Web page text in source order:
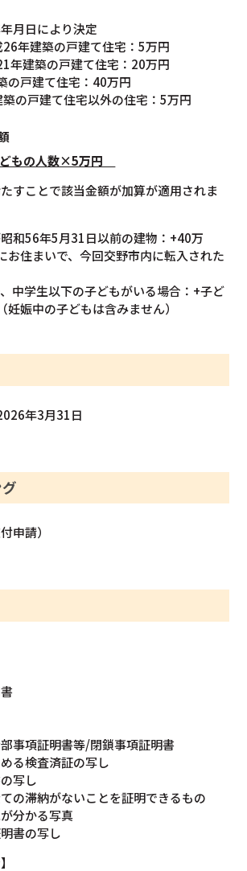
月日により決定
26年建築の戸建て住宅：5万円
年建築の戸建て住宅：20万円
の戸建て住宅：40万円
築の戸建て住宅以外の住宅：5万円
もの人数×5万円
すことで該当金額が加算が適用されま
和56年5月31日以前の建物：+40万
お住まいで、今回交野市内に転入された
中学生以下の子どもがいる場合：+子ど
娠中の子どもは含みません）
年3月31日
申請）
事項証明書等/閉鎖事項証明書
る検査済証の写し
写し
の滞納がないことを証明できるもの
分かる写真
書の写し